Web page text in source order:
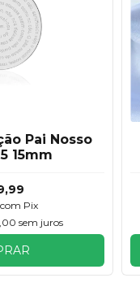
Pai Nosso
15mm
com Pix
sem juros